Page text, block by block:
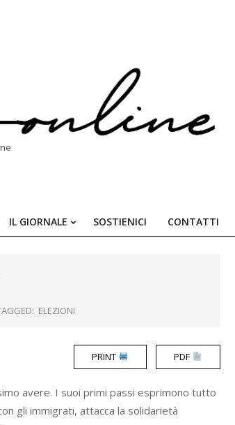
Primary
IL GIORNALE SOSTIENICI CONTATTI
ELEZIONI
PRINT PDF
avere. I suoi primi passi esprimono tutto
gli immigrati, attacca la solidarietà